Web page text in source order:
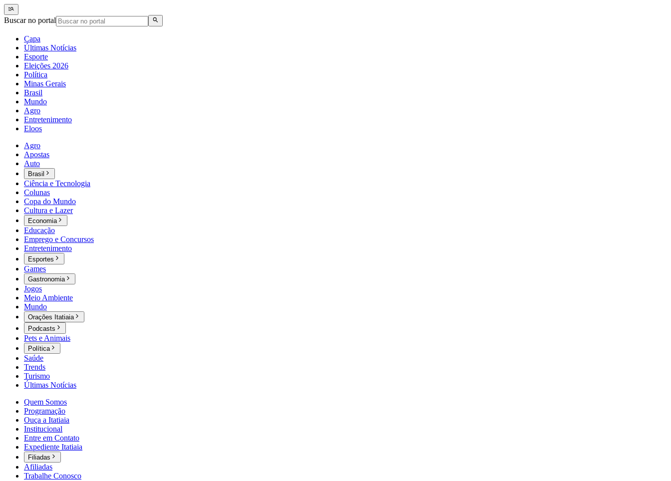
Buscar no portal
Capa
Últimas Notícias
Esporte
Eleições 2026
Política
Minas Gerais
Brasil
Mundo
Agro
Entretenimento
Eloos
Agro
Apostas
Auto
Brasil
Ciência e Tecnologia
Colunas
Copa do Mundo
Cultura e Lazer
Economia
Educação
Emprego e Concursos
Entretenimento
Esportes
Games
Gastronomia
Jogos
Meio Ambiente
Mundo
Orações Itatiaia
Podcasts
Pets e Animais
Política
Saúde
Trends
Turismo
Últimas Notícias
Quem Somos
Programação
Ouça a Itatiaia
Institucional
Entre em Contato
Expediente Itatiaia
Filiadas
Afiliadas
Trabalhe Conosco